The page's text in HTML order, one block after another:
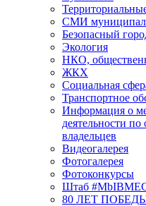
СМИ
Безопасный
Экология
НКО,
ЖКХ
Социальная
Транспортное
Информация о
деятельности
владельцев
Видеогалерея
Фотогалерея
Фотоконкурсы
Штаб
80 ЛЕТ